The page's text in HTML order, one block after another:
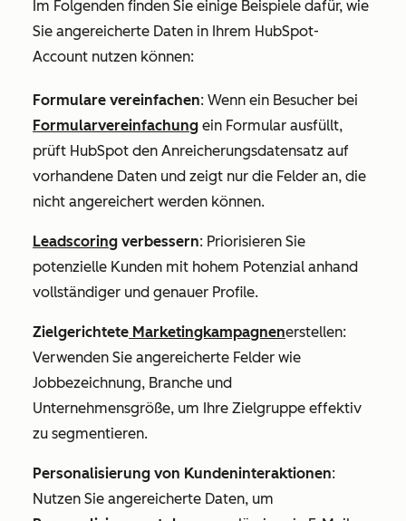
Im Folgenden finden Sie einige Beispiele dafür, wie
Sie angereicherte Daten in Ihrem HubSpot-
Account nutzen können:
Formulare vereinfachen: Wenn ein Besucher bei
Formularvereinfachung ein Formular ausfüllt,
prüft HubSpot den Anreicherungsdatensatz auf
vorhandene Daten und zeigt nur die Felder an, die
nicht angereichert werden können.
Leadscoring verbessern: Priorisieren Sie
potenzielle Kunden mit hohem Potenzial anhand
vollständiger und genauer Profile.
Zielgerichtete Marketingkampagnenerstellen:
Verwenden Sie angereicherte Felder wie
Jobbezeichnung, Branche und
Unternehmensgröße, um Ihre Zielgruppe effektiv
zu segmentieren.
Personalisierung von Kundeninteraktionen:
Nutzen Sie angereicherte Daten, um